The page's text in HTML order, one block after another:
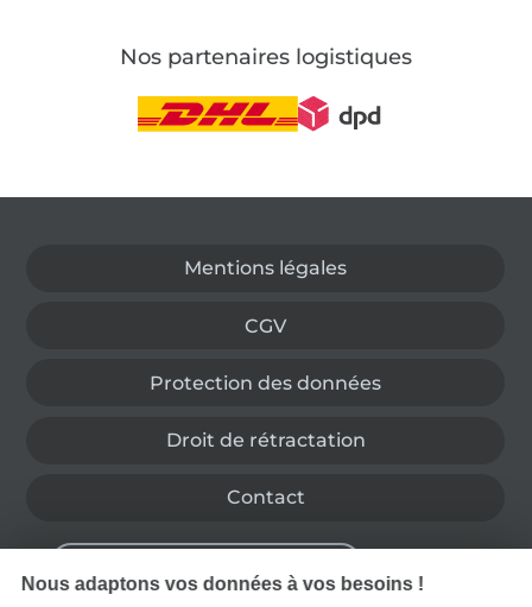
Nos partenaires logistiques
Mentions légales
CGV
Protection des données
Droit de rétractation
Contact
Nous adaptons vos données à vos besoins !